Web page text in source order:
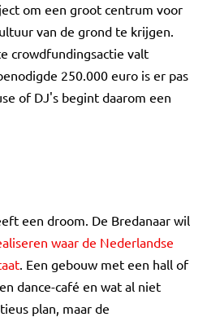
om een groot centrum voor
van de grond te krijgen.
crowdfundingsactie valt
250.000 euro is er pas
of DJ's begint daarom een
een droom. De Bredanaar wil
waar de Nederlandse
. Een gebouw met een hall of
dance-café en wat al niet
plan, maar de